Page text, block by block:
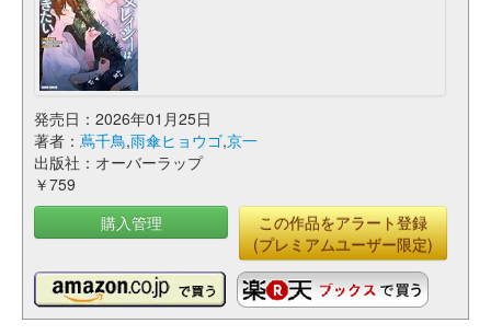
発売日：2026年01月25日
著者： 蔦千鳥,雨傘ヒョウゴ,京一
出版社：オーバーラップ
￥759
購入管理
この作品をアラート登録
(プレミアムユーザー限定)